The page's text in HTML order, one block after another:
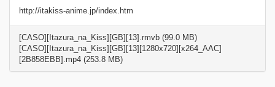
http://itakiss-anime.jp/index.htm
[CASO][Itazura_na_Kiss][GB][13].rmvb (99.0 MB)
[CASO][Itazura_na_Kiss][GB][13][1280x720][x264_AAC]
[2B858EBB].mp4 (253.8 MB)